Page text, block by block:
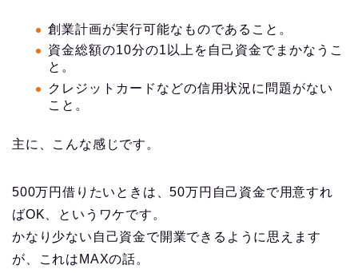
創業計画が実行可能なものであること。
資金総額の10分の1以上を自己資金でまかなうこ
と。
クレジットカードなどの信用状況に問題がない
こと。
主に、こんな感じです。
500万円借りたいときは、50万円自己資金で用意すれ
ばOK、というワケです。
かなり少ない自己資金で開業できるように思えます
が、これはMAXの話。